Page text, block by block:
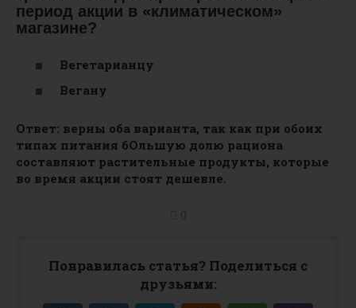
период акции в «климатическом»
магазине?
Вегетарианцу
Вегану
Ответ: верны оба варианта, так как при обоих
типах питания бОльшую долю рациона
составляют растительные продукты, которые
во время акции стоят дешевле.
Понравилась статья? Поделиться с
друзьями: